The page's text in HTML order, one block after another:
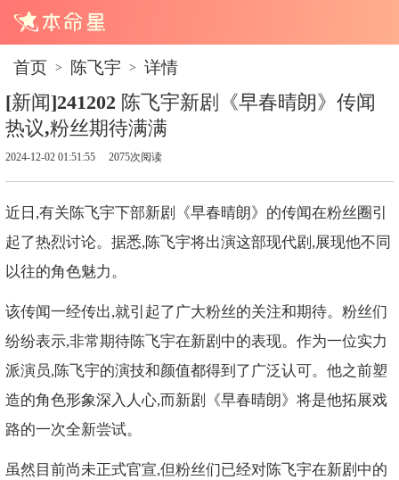
首页 > 陈飞宇 > 详情
[新闻]241202 陈飞宇新剧《早春晴朗》传闻
热议,粉丝期待满满
2024-12-02 01:51:55 2075次阅读
近日,有关陈飞宇下部新剧《早春晴朗》的传闻在粉丝圈引
起了热烈讨论。据悉,陈飞宇将出演这部现代剧,展现他不同
以往的角色魅力。
该传闻一经传出,就引起了广大粉丝的关注和期待。粉丝们
纷纷表示,非常期待陈飞宇在新剧中的表现。作为一位实力
派演员,陈飞宇的演技和颜值都得到了广泛认可。他之前塑
造的角色形象深入人心,而新剧《早春晴朗》将是他拓展戏
路的一次全新尝试。
虽然目前尚未正式官宣,但粉丝们已经对陈飞宇在新剧中的